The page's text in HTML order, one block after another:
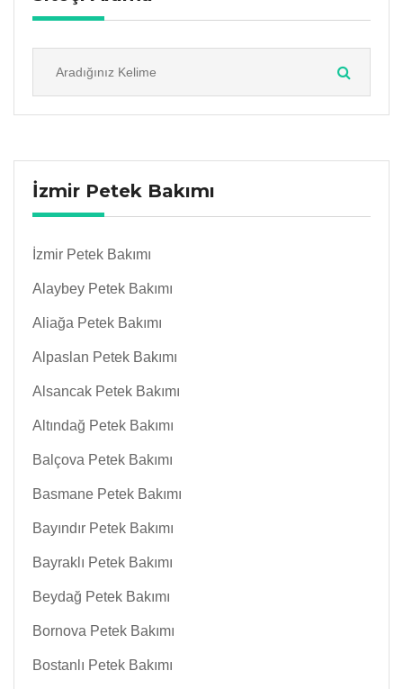
İzmir Petek Bakımı
İzmir Petek Bakımı
Alaybey Petek Bakımı
Aliağa Petek Bakımı
Alpaslan Petek Bakımı
Alsancak Petek Bakımı
Altındağ Petek Bakımı
Balçova Petek Bakımı
Basmane Petek Bakımı
Bayındır Petek Bakımı
Bayraklı Petek Bakımı
Beydağ Petek Bakımı
Bornova Petek Bakımı
Bostanlı Petek Bakımı